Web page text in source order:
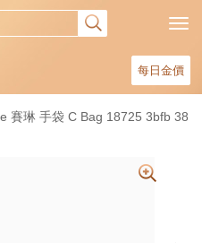
每日金價
賽琳 手袋 C Bag 18725 3bfb 38